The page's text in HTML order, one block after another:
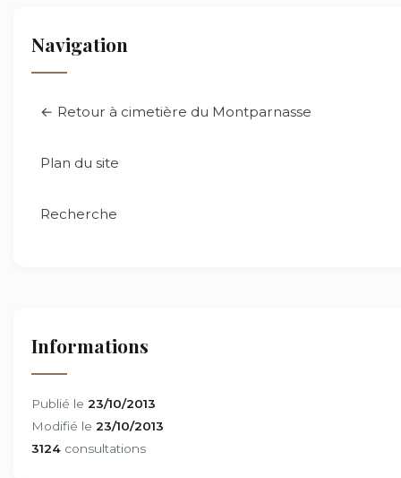
Navigation
← Retour à cimetière du Montparnasse
Plan du site
Recherche
Informations
Publié le 23/10/2013
Modifié le 23/10/2013
3124 consultations